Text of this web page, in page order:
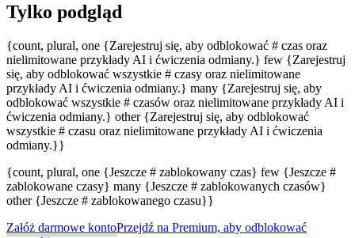
Tylko podgląd
{count, plural, one {Zarejestruj się, aby odblokować # czas oraz
nielimitowane przykłady AI i ćwiczenia odmiany.} few {Zarejestruj
się, aby odblokować wszystkie # czasy oraz nielimitowane
przykłady AI i ćwiczenia odmiany.} many {Zarejestruj się, aby
odblokować wszystkie # czasów oraz nielimitowane przykłady AI i
ćwiczenia odmiany.} other {Zarejestruj się, aby odblokować
wszystkie # czasu oraz nielimitowane przykłady AI i ćwiczenia
odmiany.}}
{count, plural, one {Jeszcze # zablokowany czas} few {Jeszcze #
zablokowane czasy} many {Jeszcze # zablokowanych czasów}
other {Jeszcze # zablokowanego czasu}}
Załóż darmowe kontoPrzejdź na Premium, aby odblokować